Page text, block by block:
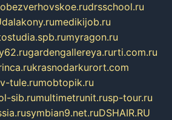
bezverhovskoe.rudrsschool.ru
dalakony.rumedikijob.ru
myragon.ru
gardengallereya.rurti.com.ru
krasnodarkurort.com
tule.rumobtopik.ru
sib.rumultimetrunit.rusp-tour.ru
symbian9.net.ruDSHAIR.RU